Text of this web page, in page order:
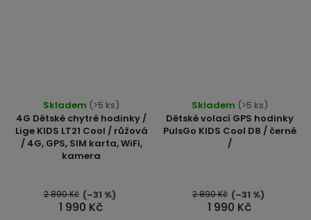
4G Dětské chytré hodinky /
Lige KIDS LT21 Cool / růžová
/ 4G, GPS, SIM karta, WiFi,
kamera
hodnocení
produktu
je
5,0
5
hvězdiček.
Skladem (>5 ks)
1 990 Kč
2 890 Kč (–31 %)
Dětské volací GPS hodinky
PulsGo KIDS Cool D8 / černé
/
Skladem (>5 ks)
1 990 Kč
2 890 Kč (–31 %)